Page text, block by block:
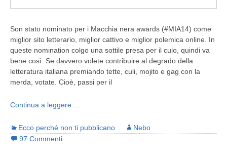
Son stato nominato per i Macchia nera awards (#MIA14) come
miglior sito letterario, miglior cattivo e miglior polemica online. In
queste nomination colgo una sottile presa per il culo, quindi va
bene così. Se davvero volete contribuire al degrado della
letteratura italiana premiando tette, culi, mojito e gag con la
merda, votate. Cioè, passi per il
Continua a leggere …
Ecco perché non ti pubblicano
Nebo
97 Commenti